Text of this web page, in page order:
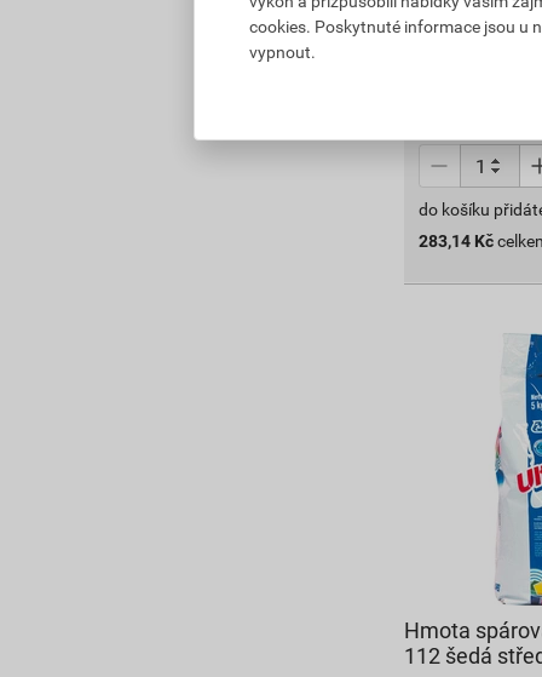
283 ,14Kč
cena za bal. s
do košíku
283,14 Kč
Hmota
112 šedá
cookies. Poskytnuté informace jsou u
vypnout.